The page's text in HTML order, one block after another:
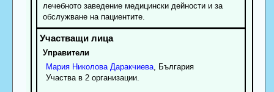
лечебното заведение медицински дейности и за
обслужване на пациентите.
Управители
Мария Николова Даракчиева, България
Участва в 2 организации.